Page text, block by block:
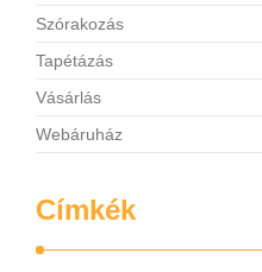
Szórakozás
Tapétázás
Vásárlás
Webáruház
Címkék